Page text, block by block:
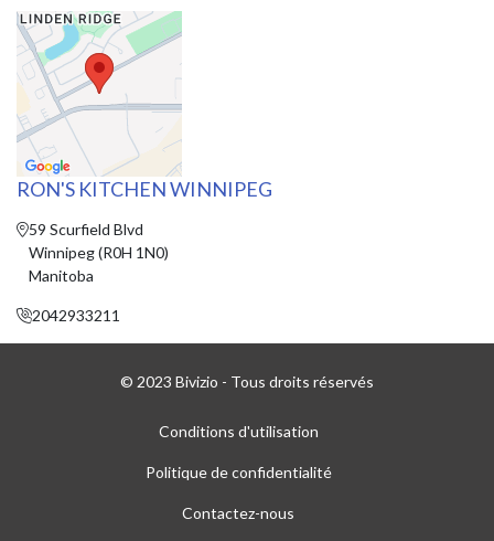
RON'S KITCHEN WINNIPEG
59 Scurfield Blvd
Winnipeg (R0H 1N0)
Manitoba
2042933211
© 2023 Bivizio - Tous droits réservés
Conditions d'utilisation
Politique de confidentialité
Contactez-nous